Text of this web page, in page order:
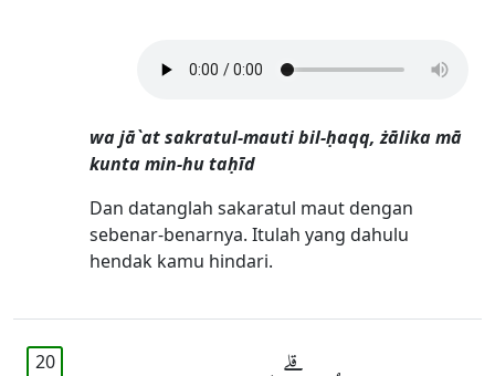
wa jā`at sakratul-mauti bil-ḥaqq, żālika mā
kunta min-hu taḥīd
Dan datanglah sakaratul maut dengan
sebenar-benarnya. Itulah yang dahulu
hendak kamu hindari.
20